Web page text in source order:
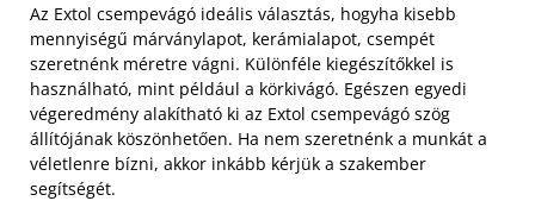
Az Extol csempevágó ideális választás, hogyha kisebb
mennyiségű márványlapot, kerámialapot, csempét
szeretnénk méretre vágni. Különféle kiegészítőkkel is
használható, mint például a körkivágó. Egészen egyedi
végeredmény alakítható ki az Extol csempevágó szög
állítójának köszönhetően. Ha nem szeretnénk a munkát a
véletlenre bízni, akkor inkább kérjük a szakember
segítségét.